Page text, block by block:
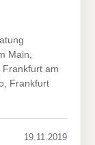
Main,
am
Frankfurt
19.11.2019